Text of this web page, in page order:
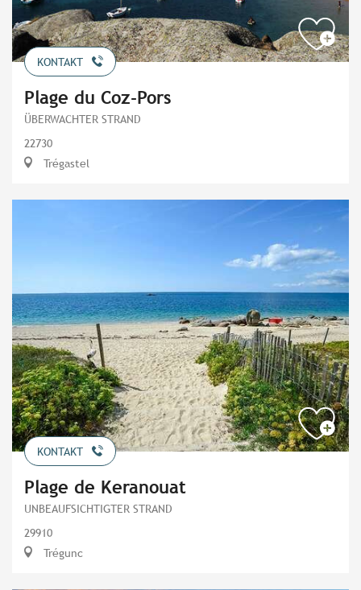
KONTAKT
Plage du Coz-Pors
ÜBERWACHTER STRAND
22730
Trégastel
KONTAKT
Plage de Keranouat
UNBEAUFSICHTIGTER STRAND
29910
Trégunc